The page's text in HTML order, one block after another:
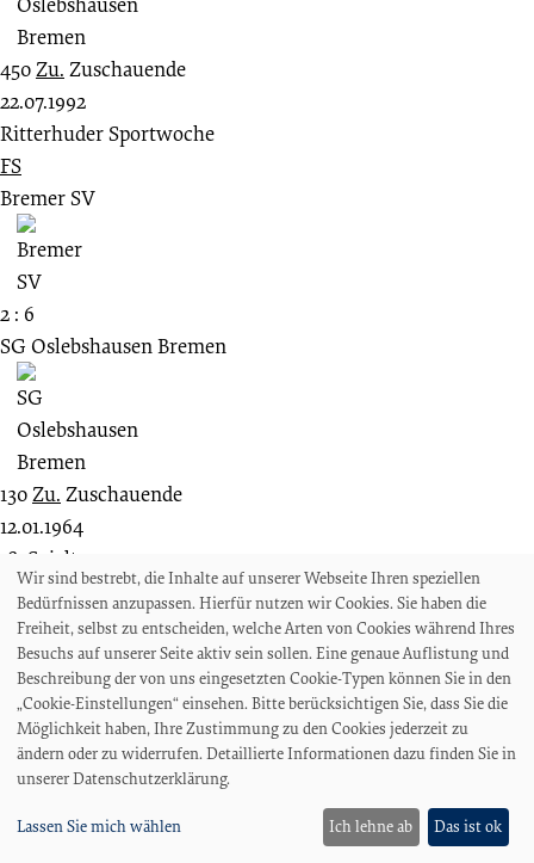
450 Zu. Zuschauende
22.07.1992
Ritterhuder Sportwoche
FS
Bremer SV
2 : 6
SG Oslebshausen Bremen
130 Zu. Zuschauende
12.01.1964
18. Spieltag
Amateurliga Bremen
Bremer SV
6 : 1
SG Oslebshausen Bremen
Wir sind bestrebt, die Inhalte auf unserer Webseite Ihren speziellen
Bedürfnissen anzupassen. Hierfür nutzen wir Cookies. Sie haben die
Freiheit, selbst zu entscheiden, welche Arten von Cookies während Ihres
Besuchs auf unserer Seite aktiv sein sollen. Eine genaue Auflistung und
Beschreibung der von uns eingesetzten Cookie-Typen können Sie in den
„Cookie-Einstellungen“ einsehen. Bitte berücksichtigen Sie, dass Sie die
Möglichkeit haben, Ihre Zustimmung zu den Cookies jederzeit zu
ändern oder zu widerrufen. Detaillierte Informationen dazu finden Sie in
unserer Datenschutzerklärung.
Lassen Sie mich wählen Ich lehne ab Das ist ok